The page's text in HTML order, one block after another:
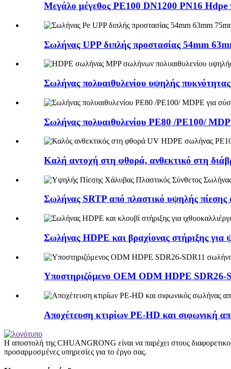
Μεγάλο μέγεθος PE100 DN1200 PN16 Hdpe
Σωλήνας UPP διπλής προστασίας 54mm
Σωλήνας πολυαιθυλενίου υψηλής
Σωλήνας πολυαιθυλενίου PE80 /PE100/
Καλή αντοχή στη φθορά, ανθεκτικό στη
Σωλήνας SRTP από πλαστικό υψηλής πίεσης
Σωλήνας HDPE και βραχίονας στήριξης για
Υποστηριζόμενο OEM ODM HDPE SDR26-
Αποχέτευση κτιρίων PE-HD και σιφωνική
Η αποστολή της CHUANGRONG είναι να παρέχει στους
προσαρμοσμένες υπηρεσίες για το έργο σας.